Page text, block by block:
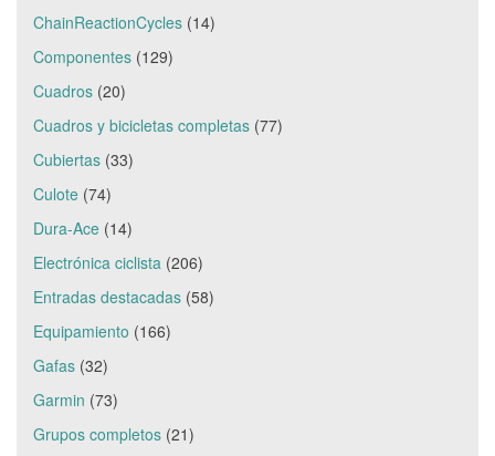
ChainReactionCycles (14)
Componentes (129)
Cuadros (20)
Cuadros y bicicletas completas (77)
Cubiertas (33)
Culote (74)
Dura-Ace (14)
Electrónica ciclista (206)
Entradas destacadas (58)
Equipamiento (166)
Gafas (32)
Garmin (73)
Grupos completos (21)